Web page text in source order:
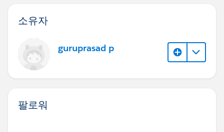
소유자
guruprasad p
팔로워